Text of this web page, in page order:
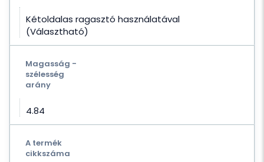
Kétoldalas ragasztó használatával
(Választható)
Magasság -
szélesség
arány
4.84
A termék
cikkszáma